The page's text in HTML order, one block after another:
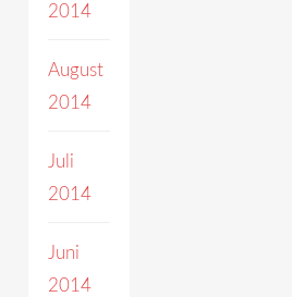
2014
August
2014
Juli
2014
Juni
2014